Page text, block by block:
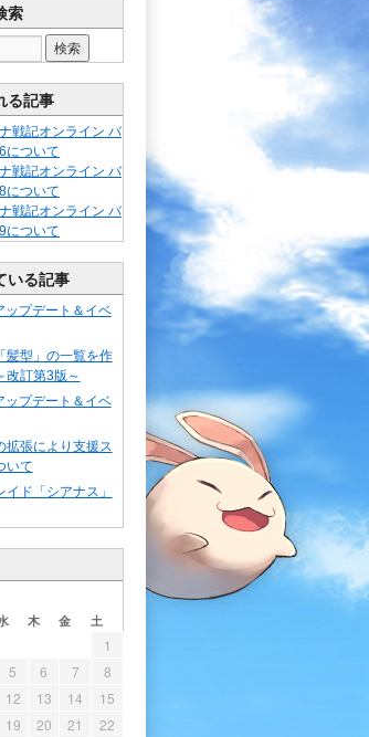
索
る記事
戦記オンライン バ
について
戦記オンライン バ
について
戦記オンライン バ
について
いる記事
ップデート＆イベ
髪型」の一覧を作
改訂第3版～
ップデート＆イベ
拡張により支援ス
いて
ド「シアナス」
木 金 土
1
5 6 7
8
12 13 14
15
19 20 21
22